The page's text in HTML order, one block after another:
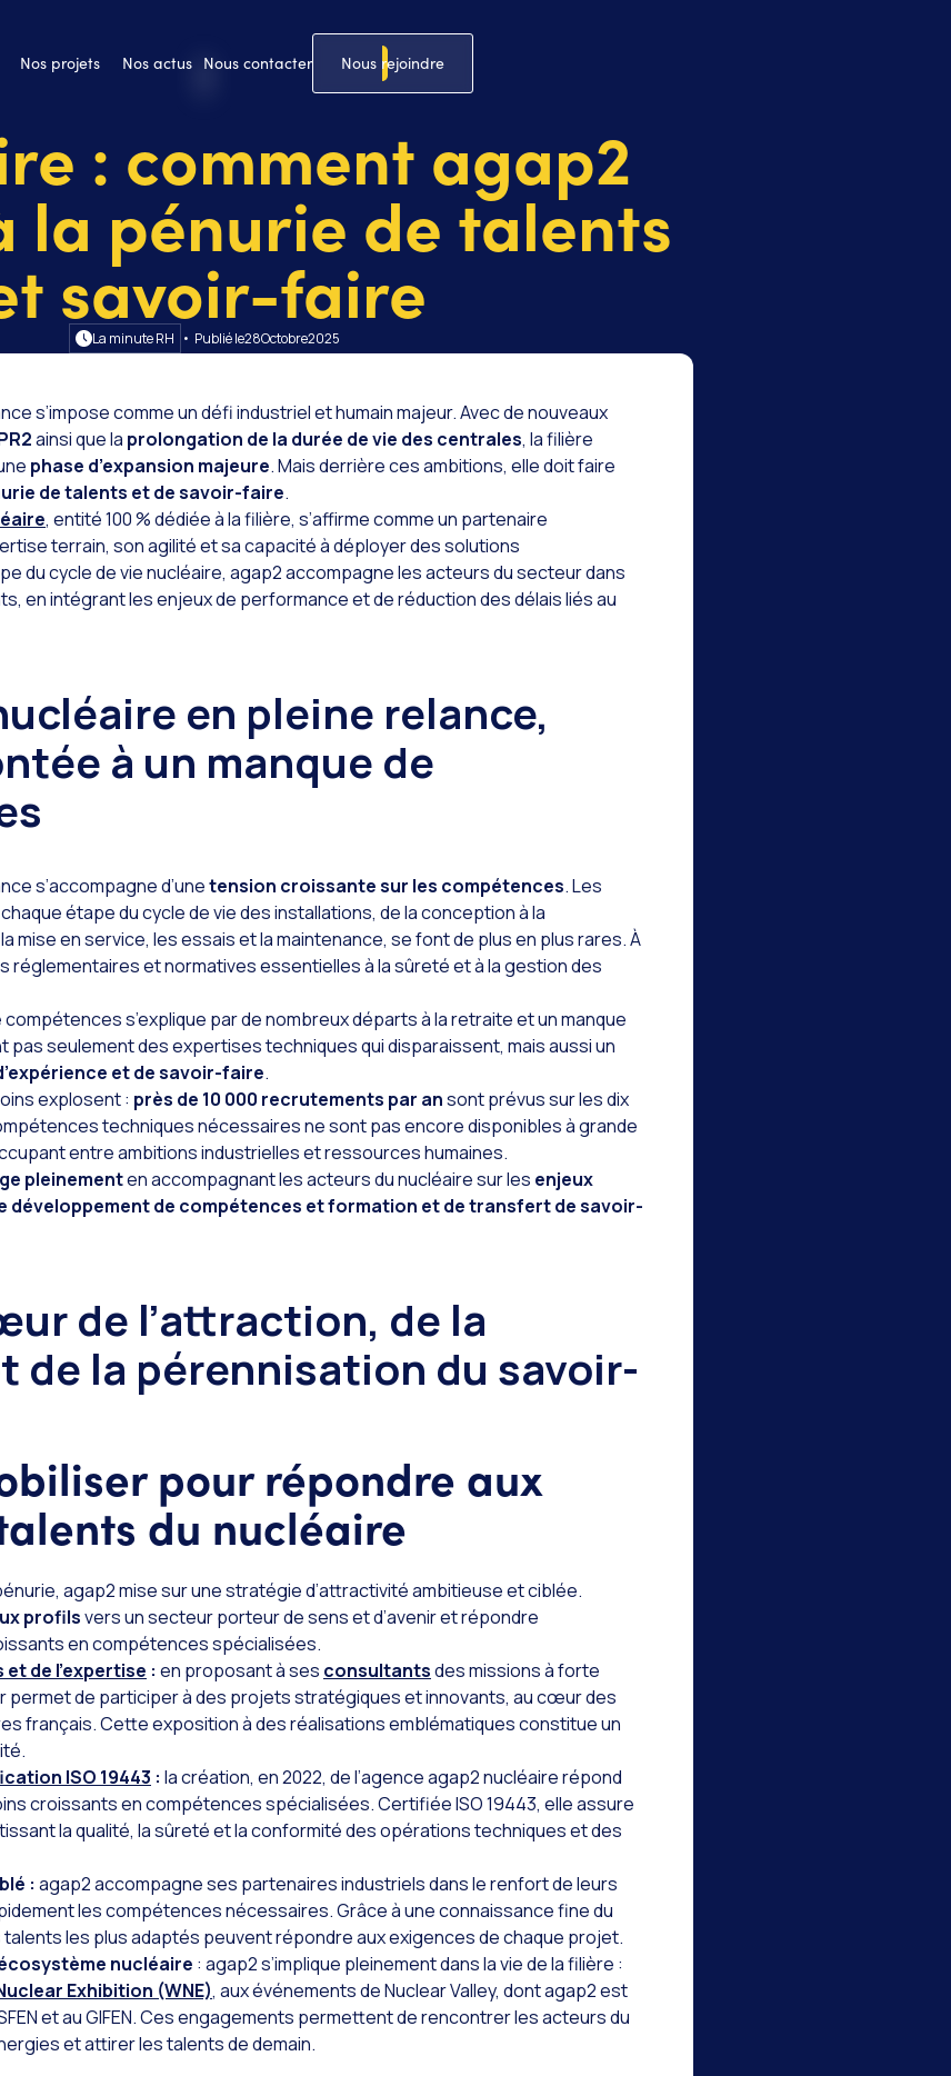
Nos projets Nos actus Nous contacter Nous rejoindre
: comment agap2
la pénurie de talents
savoir-faire
La minute RH • Publié le28Octobre2025
s’impose comme un défi industriel et humain majeur. Avec de nouveaux
ainsi que la prolongation de la durée de vie des centrales, la filière
phase d’expansion majeure. Mais derrière ces ambitions, elle doit faire
de talents et de savoir-faire.
, entité 100 % dédiée à la filière, s’affirme comme un partenaire
terrain, son agilité et sa capacité à déployer des solutions
du cycle de vie nucléaire, agap2 accompagne les acteurs du secteur dans
en intégrant les enjeux de performance et de réduction des délais liés au
en pleine relance,
à un manque de
s’accompagne d’unetension croissante sur les compétences. Les
étape du cycle de vie des installations, de la conception à la
mise en service, les essais et la maintenance, se font de plus en plus rares. À
réglementaires et normatives essentielles à la sûreté et à la gestion des
s’explique par de nombreux départs à la retraite et un manque
pas seulement des expertises techniques qui disparaissent, mais aussi un
et de savoir-faire.
explosent : près de 10 000 recrutements par ansont prévus sur les dix
techniques nécessaires ne sont pas encore disponibles à grande
entre ambitions industrielles et ressources humaines.
pleinementen accompagnant les acteurs du nucléaire sur les enjeux
développement de compétences et formation et de transfert de savoir-
de l’attraction, de la
de la pérennisation du savoir-
pour répondre aux
du nucléaire
agap2 mise sur une stratégie d’attractivité ambitieuse et ciblée.
profilsvers un secteur porteur de sens et d’avenir et répondre
en compétences spécialisées.
de l’expertise : en proposant à ses consultantsdes missions à forte
permet de participer à des projets stratégiques et innovants, au cœur des
français. Cette exposition à des réalisations emblématiques constitue un
ISO 19443 : la création, en 2022, de l’agence agap2 nucléaire répond
croissants en compétences spécialisées. Certifiée ISO 19443, elle assure
la qualité, la sûreté et la conformité des opérations techniques et des
: agap2 accompagne ses partenaires industriels dans le renfort de leurs
les compétences nécessaires. Grâce à une connaissance fine du
les plus adaptés peuvent répondre aux exigences de chaque projet.
nucléaire : agap2 s’implique pleinement dans la vie de la filière :
Exhibition (WNE), aux événements de Nuclear Valley, dont agap2 est
et au GIFEN. Ces engagements permettent de rencontrer les acteurs du
et attirer les talents de demain.